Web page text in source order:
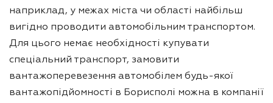
наприклад, у межах міста чи області найбільш
вигідно проводити автомобільним транспортом.
Для цього немає необхідності купувати
спеціальний транспорт, замовити
вантажоперевезення автомобілем будь-якої
вантажопідйомності в Борисполі можна в компанії